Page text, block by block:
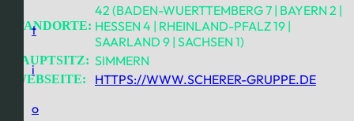
t
i
o
STANDORTE:
42 (BADEN-WUERTTEMBERG 7 | BAYERN 2 |
HESSEN 4 | RHEINLAND-PFALZ 19 |
SAARLAND 9 | SACHSEN 1)
HAUPTSITZ: SIMMERN
WEBSEITE: HTTPS://WWW.SCHERER-GRUPPE.DE